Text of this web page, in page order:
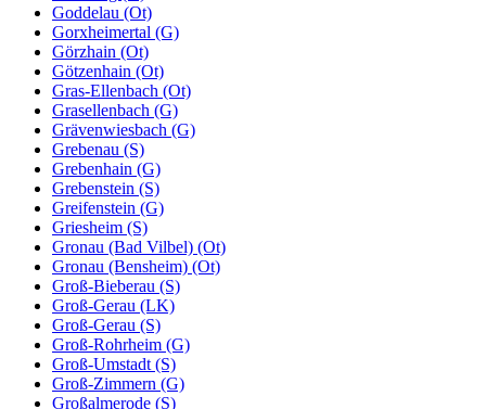
Goddelau (Ot)
Gorxheimertal (G)
Görzhain (Ot)
Götzenhain (Ot)
Gras-Ellenbach (Ot)
Grasellenbach (G)
Grävenwiesbach (G)
Grebenau (S)
Grebenhain (G)
Grebenstein (S)
Greifenstein (G)
Griesheim (S)
Gronau (Bad Vilbel) (Ot)
Gronau (Bensheim) (Ot)
Groß-Bieberau (S)
Groß-Gerau (LK)
Groß-Gerau (S)
Groß-Rohrheim (G)
Groß-Umstadt (S)
Groß-Zimmern (G)
Großalmerode (S)